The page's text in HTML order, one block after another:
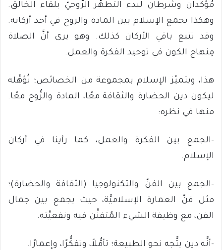
مُؤكَّدان وشرطان لبدء التطهُّر الرُّوحيّ بلقاء الخالق.
وهكذا يجمع الإسلام بين المادة والروح في أحد أركانه.
وقد تتبع باقي الأركان كذلك. وهو يرى أنَّ الصلاة
مِنهاج الكون في توحيد الفكرة والعمل.
هذا، ويتميّز الإسلام بمجموعة من الخصائص؛ تُؤهِّله
ليكون دين الحضارة والثقافة معًا، المادة والرُّوح معًا.
منها في نظره:
-الجمع بين الفكرة والعمل، كما رأينا في أركان
الإسلام.
-الجمع بين الفنّ والتكنولوجيا (الثقافة والحضارة)؛
مثل فنّ العمارة الإسلاميَّة، حيث يجمع بين جمال
الفن، مع وظيفة الشيء المُتفنَّن فيه ونفعيَّته.
-أنَّه دين يتَّجه نحو الطبيعة؛ تأمُّلاً، وتفكُّرًا، وإعمارًا.